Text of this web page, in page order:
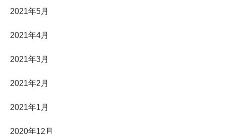
2021年5月
2021年4月
2021年3月
2021年2月
2021年1月
2020年12月